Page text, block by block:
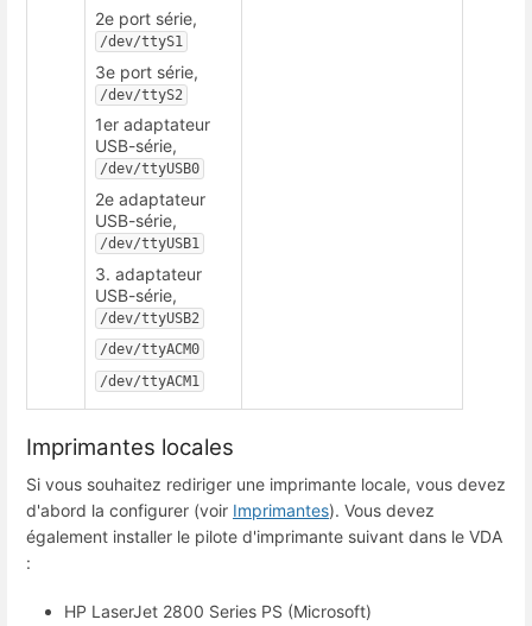
2e port série,
/dev/ttyS1
3e port série,
/dev/ttyS2
1er adaptateur
USB-série,
/dev/ttyUSB0
2e adaptateur
USB-série,
/dev/ttyUSB1
3. adaptateur
USB-série,
/dev/ttyUSB2
/dev/ttyACM0
/dev/ttyACM1
Imprimantes locales
Si vous souhaitez rediriger une imprimante locale, vous devez
d'abord la configurer (voir Imprimantes). Vous devez
également installer le pilote d'imprimante suivant dans le VDA
:
HP LaserJet 2800 Series PS (Microsoft)